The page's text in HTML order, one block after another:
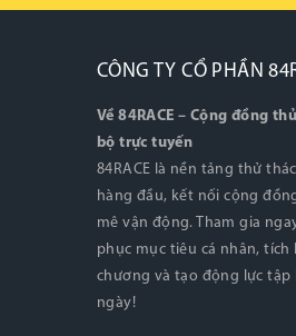
CÔNG TY CỔ PHẦN
Về 84RACE – Cộng đồng
bộ trực tuyến
84RACE là nền tảng thử
hàng đầu, kết nối cộng
mê vận động. Tham gia
phục mục tiêu cá nhân, tích
chương và tạo động lực tập
ngày!